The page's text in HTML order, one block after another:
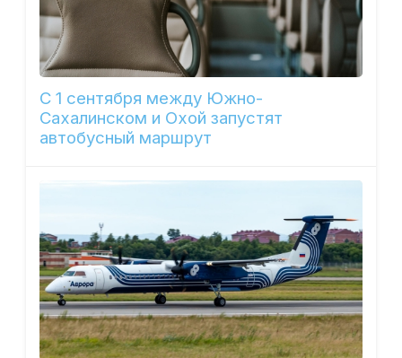
С 1 сентября между Южно-
Сахалинском и Охой запустят
автобусный маршрут